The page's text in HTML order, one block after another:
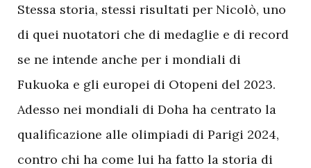
Stessa storia, stessi risultati per Nicolò, uno
di quei nuotatori che di medaglie e di record
se ne intende anche per i mondiali di
Fukuoka e gli europei di Otopeni del 2023.
Adesso nei mondiali di Doha ha centrato la
qualificazione alle olimpiadi di Parigi 2024,
contro chi ha come lui ha fatto la storia di